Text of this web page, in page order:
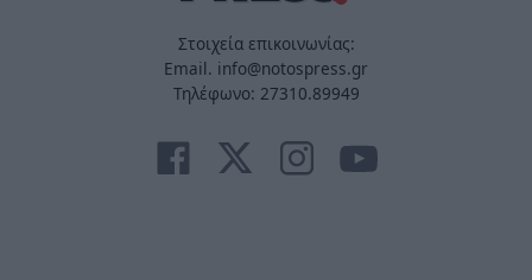
Στοιχεία επικοινωνίας:
Email. info@notospress.gr
Τηλέφωνο: 27310.89949